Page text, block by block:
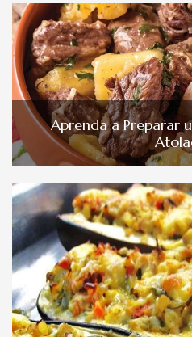
Aprenda a Preparar